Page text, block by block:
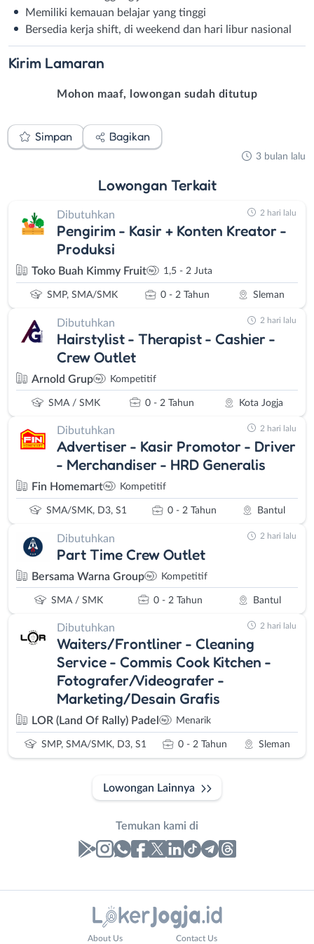
Memiliki kemauan belajar yang tinggi
Bersedia kerja shift, di weekend dan hari libur nasional
Kirim Lamaran
Mohon maaf, lowongan sudah ditutup
Simpan Bagikan
3 bulan lalu
Lowongan Terkait
Dibutuhkan
Pengirim - Kasir + Konten Kreator -
Produksi
Toko Buah Kimmy Fruit 1,5 - 2 Juta
SMP, SMA/SMK 0 - 2 Tahun Sleman
2 hari lalu
Dibutuhkan
Hairstylist - Therapist - Cashier -
Crew Outlet
Arnold Grup Kompetitif
SMA / SMK 0 - 2 Tahun Kota Jogja
2 hari lalu
Dibutuhkan
Advertiser - Kasir Promotor - Driver
- Merchandiser - HRD Generalis
Fin Homemart Kompetitif
SMA/SMK, D3, S1 0 - 2 Tahun Bantul
2 hari lalu
Dibutuhkan
Part Time Crew Outlet
Bersama Warna Group Kompetitif
SMA / SMK 0 - 2 Tahun Bantul
2 hari lalu
Dibutuhkan
Waiters/Frontliner - Cleaning
Service - Commis Cook Kitchen -
Fotografer/Videografer -
Marketing/Desain Grafis
LOR (Land Of Rally) Padel Menarik
SMP, SMA/SMK, D3, S1 0 - 2 Tahun Sleman
2 hari lalu
Lowongan Lainnya
Temukan kami di
About Us Contact Us